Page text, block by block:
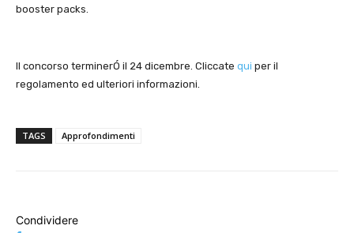
booster packs.
Il concorso terminerÓ il 24 dicembre. Cliccate qui per il
regolamento ed ulteriori informazioni.
TAGS Approfondimenti
Condividere